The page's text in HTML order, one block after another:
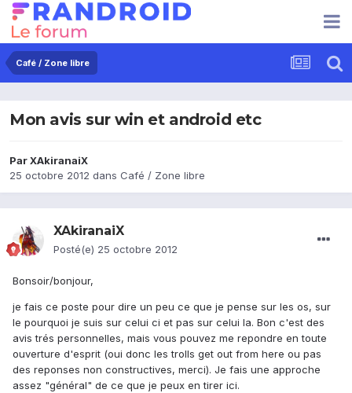
Café / Zone libre
Mon avis sur win et android etc
ParXAkiranaiX
25 octobre 2012 dans Café / Zone libre
XAkiranaiX
Posté(e) 25 octobre 2012
Bonsoir/bonjour,
je fais ce poste pour dire un peu ce que je pense sur les os, sur
le pourquoi je suis sur celui ci et pas sur celui la. Bon c'est des
avis trés personnelles, mais vous pouvez me repondre en toute
ouverture d'esprit (oui donc les trolls get out from here ou pas
des reponses non constructives, merci). Je fais une approche
assez "général" de ce que je peux en tirer ici.